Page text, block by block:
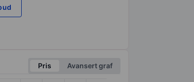
Pris
Avansert graf